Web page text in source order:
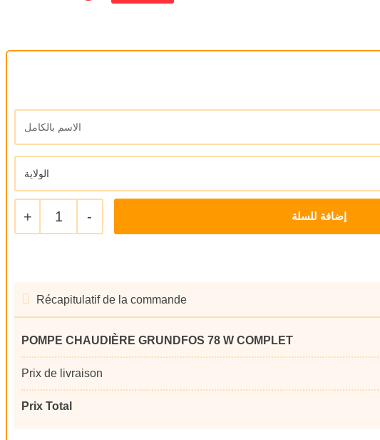
+ 1 - إضافة للسلة
Récapitulatif de la commande
POMPE CHAUDIÈRE GRUNDFOS 78 W COMPLET
Prix de livraison
Prix Total